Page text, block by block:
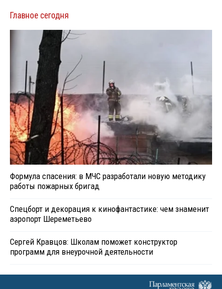
Главное сегодня
Формула спасения: в МЧС разработали новую методику
работы пожарных бригад
Спецборт и декорация к кинофантастике: чем знаменит
аэропорт Шереметьево
Сергей Кравцов: Школам поможет конструктор
программ для внеурочной деятельности